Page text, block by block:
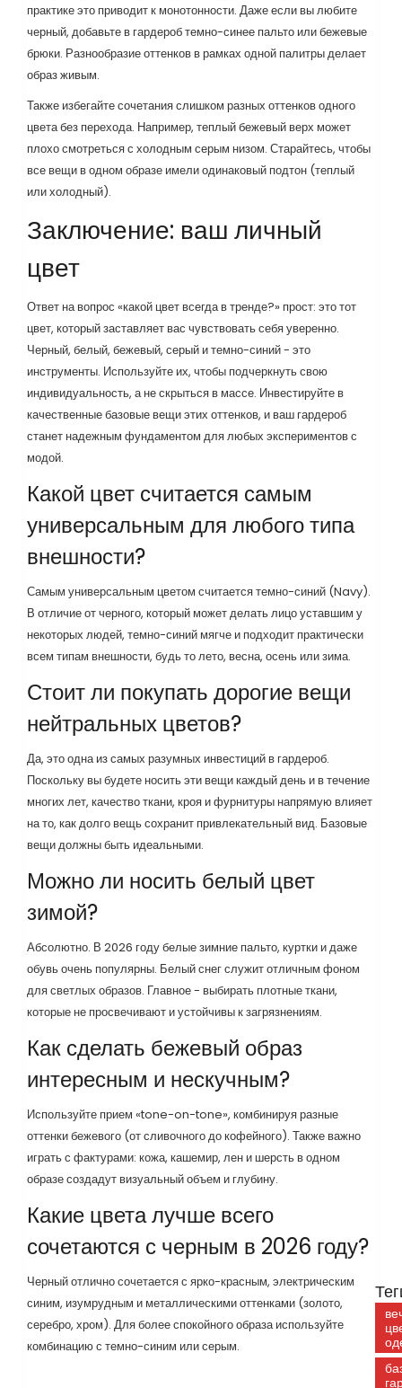
практике это приводит к монотонности. Даже если вы любите
черный, добавьте в гардероб темно-синее пальто или бежевые
брюки. Разнообразие оттенков в рамках одной палитры делает
образ живым.
Также избегайте сочетания слишком разных оттенков одного
цвета без перехода. Например, теплый бежевый верх может
плохо смотреться с холодным серым низом. Старайтесь, чтобы
все вещи в одном образе имели одинаковый подтон (теплый
или холодный).
Заключение: ваш личный
цвет
Ответ на вопрос «какой цвет всегда в тренде?» прост: это тот
цвет, который заставляет вас чувствовать себя уверенно.
Черный, белый, бежевый, серый и темно-синий - это
инструменты. Используйте их, чтобы подчеркнуть свою
индивидуальность, а не скрыться в массе. Инвестируйте в
качественные базовые вещи этих оттенков, и ваш гардероб
станет надежным фундаментом для любых экспериментов с
модой.
Какой цвет считается самым
универсальным для любого типа
внешности?
Самым универсальным цветом считается темно-синий (Navy).
В отличие от черного, который может делать лицо уставшим у
некоторых людей, темно-синий мягче и подходит практически
всем типам внешности, будь то лето, весна, осень или зима.
Стоит ли покупать дорогие вещи
нейтральных цветов?
Да, это одна из самых разумных инвестиций в гардероб.
Поскольку вы будете носить эти вещи каждый день и в течение
многих лет, качество ткани, кроя и фурнитуры напрямую влияет
на то, как долго вещь сохранит привлекательный вид. Базовые
вещи должны быть идеальными.
Можно ли носить белый цвет
зимой?
Абсолютно. В 2026 году белые зимние пальто, куртки и даже
обувь очень популярны. Белый снег служит отличным фоном
для светлых образов. Главное - выбирать плотные ткани,
которые не просвечивают и устойчивы к загрязнениям.
Как сделать бежевый образ
интересным и нескучным?
Используйте прием «tone-on-tone», комбинируя разные
оттенки бежевого (от сливочного до кофейного). Также важно
играть с фактурами: кожа, кашемир, лен и шерсть в одном
образе создадут визуальный объем и глубину.
Какие цвета лучше всего
сочетаются с черным в 2026 году?
Черный отлично сочетается с ярко-красным, электрическим
синим, изумрудным и металлическими оттенками (золото,
серебро, хром). Для более спокойного образа используйте
комбинацию с темно-синим или серым.